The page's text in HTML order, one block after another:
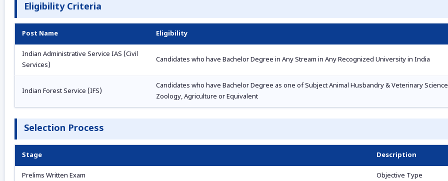
Eligibility Criteria
Post Name Eligibility
Indian Administrative Service IAS (Civil
Services)
Candidates who have Bachelor Degree in Any Stream in Any Recognized University in India
Indian Forest Service (IFS)
Candidates who have Bachelor Degree as one of Subject Animal Husbandry & Veterinary
Zoology, Agriculture or Equivalent
Selection Process
Stage Description
Prelims Written Exam Objective Type